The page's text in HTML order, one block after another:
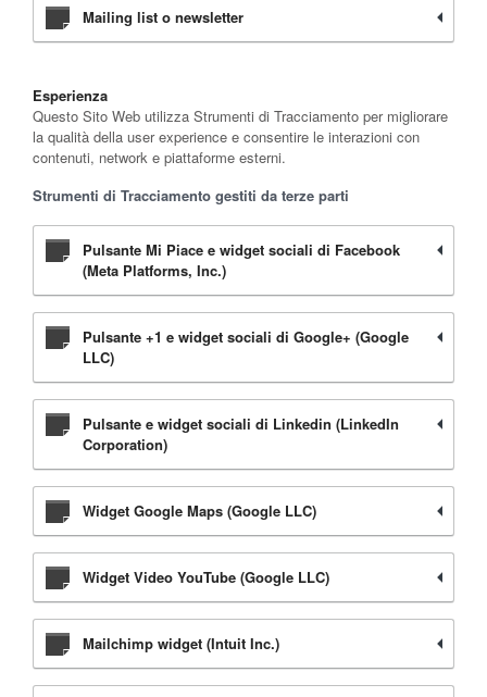
Mailing list o newsletter
Esperienza
Questo Sito Web utilizza Strumenti di Tracciamento per migliorare
la qualità della user experience e consentire le interazioni con
contenuti, network e piattaforme esterni.
Strumenti di Tracciamento gestiti da terze parti
Pulsante Mi Piace e widget sociali di Facebook
(Meta Platforms, Inc.)
Pulsante +1 e widget sociali di Google+ (Google
LLC)
Pulsante e widget sociali di Linkedin (LinkedIn
Corporation)
Widget Google Maps (Google LLC)
Widget Video YouTube (Google LLC)
Mailchimp widget (Intuit Inc.)